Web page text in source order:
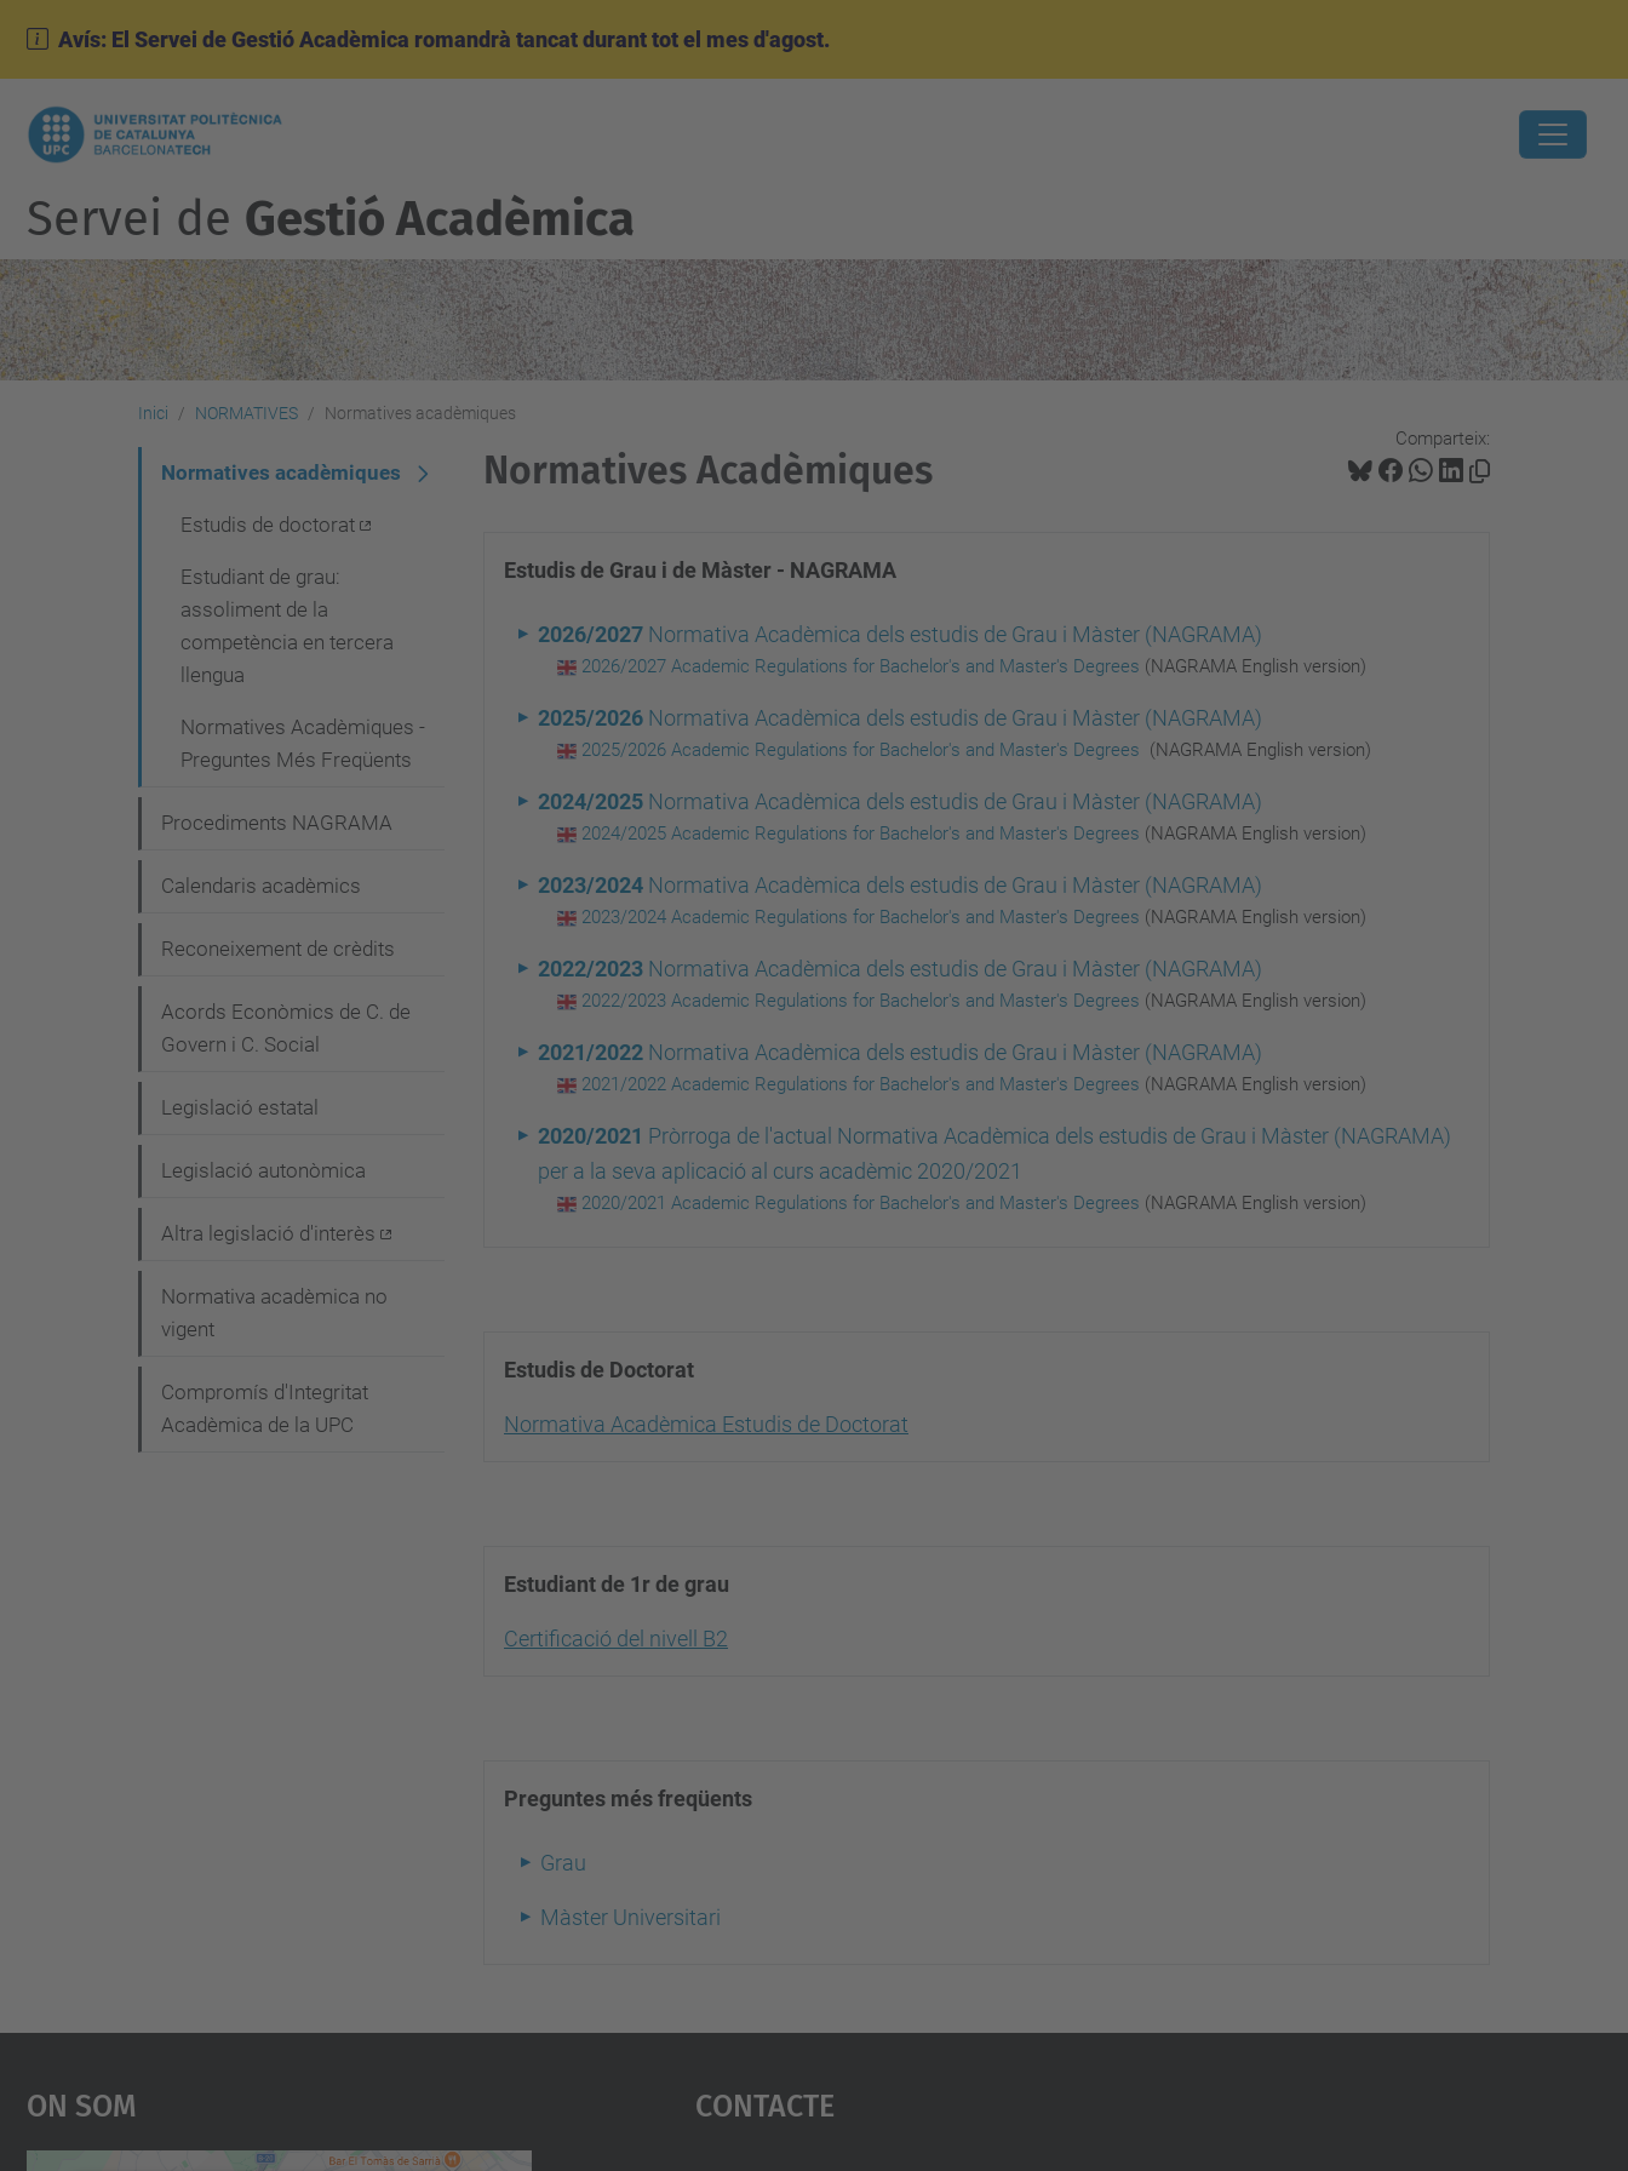
Avís: El Servei de Gestió Acadèmica romandrà tancat durant tot el mes d'agost.
Servei de Gestió Acadèmica
Inici NORMATIVES Normatives acadèmiques
Comparteix:
Normatives Acadèmiques
Estudis de Grau i de Màster - NAGRAMA
2026/2027 Normativa Acadèmica dels estudis de Grau i Màster (NAGRAMA)
2026/2027 Academic Regulations for Bachelor's and Master's Degrees (NAGRAMA English version)
2025/2026 Normativa Acadèmica dels estudis de Grau i Màster (NAGRAMA)
2025/2026 Academic Regulations for Bachelor's and Master's Degrees (NAGRAMA English version)
2024/2025 Normativa Acadèmica dels estudis de Grau i Màster (NAGRAMA)
2024/2025 Academic Regulations for Bachelor's and Master's Degrees (NAGRAMA English version)
2023/2024 Normativa Acadèmica dels estudis de Grau i Màster (NAGRAMA)
2023/2024 Academic Regulations for Bachelor's and Master's Degrees (NAGRAMA English version)
2022/2023 Normativa Acadèmica dels estudis de Grau i Màster (NAGRAMA)
2022/2023 Academic Regulations for Bachelor's and Master's Degrees (NAGRAMA English version)
2021/2022 Normativa Acadèmica dels estudis de Grau i Màster (NAGRAMA)
2021/2022 Academic Regulations for Bachelor's and Master's Degrees (NAGRAMA English version)
2020/2021 Pròrroga de l'actual Normativa Acadèmica dels estudis de Grau i Màster (NAGRAMA)
per a la seva aplicació al curs acadèmic 2020/2021
2020/2021 Academic Regulations for Bachelor's and Master's Degrees (NAGRAMA English version)
Estudis de Doctorat
Normativa Acadèmica Estudis de Doctorat
Estudiant de 1r de grau
Certificació del nivell B2
Preguntes més freqüents
Grau
Màster Universitari
ó
Normatives acadèmiques
Estudis de doctorat
Estudiant de grau:
assoliment de la
competència en tercera
llengua
Normatives Acadèmiques -
Preguntes Més Freqüents
Procediments NAGRAMA
Calendaris acadèmics
Reconeixement de crèdits
Acords Econòmics de C. de
Govern i C. Social
Legislació estatal
Legislació autonòmica
Altra legislació d'interès
Normativa acadèmica no
vigent
Compromís d'Integritat
Acadèmica de la UPC
On Som Contacte